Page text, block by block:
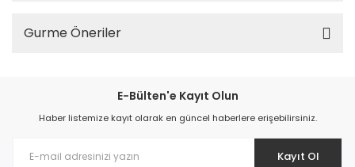
Gurme Öneriler
E-Bülten'e Kayıt Olun
Haber listemize kayıt olarak en güncel haberlere erişebilirsiniz.
Kayıt Ol